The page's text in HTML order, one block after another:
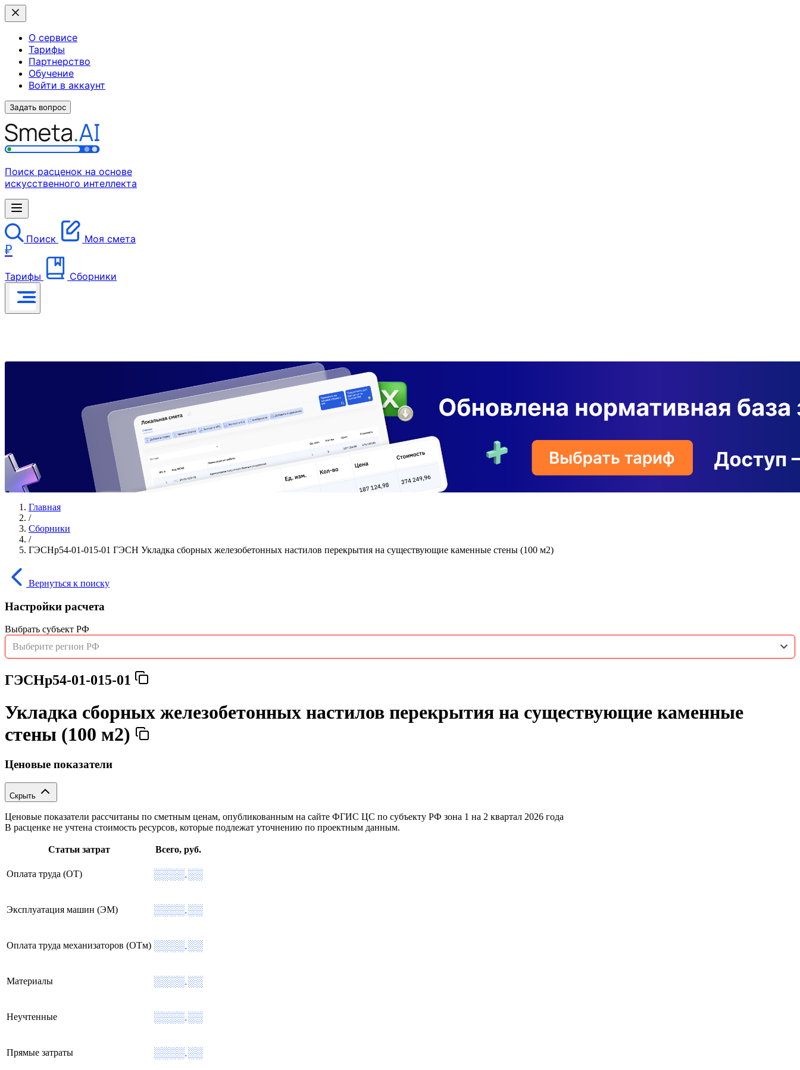
О сервисе
Тарифы
Партнерство
Обучение
Войти в аккаунт
Задать вопрос
Поиск расценок на основе
искусственного интеллекта
Поиск Моя смета
₽
Тарифы Сборники
Главная
/
Сборники
/
ГЭСНр54-01-015-01 ГЭСН Укладка сборных железобетонных настилов перекрытия на существующие каменные стены (100 м2)
Вернуться к поиску
Настройки расчета
Выбрать субъект РФ
Выберите регион РФ
ГЭСНр54-01-015-01
Укладка сборных железобетонных настилов перекрытия на существующие каменные
стены (100 м2)
Ценовые показатели
Скрыть
Ценовые показатели рассчитаны по сметным ценам, опубликованным на сайте ФГИС ЦС по субъекту РФ зона 1 на 2 квартал 2026 года
В расценке не учтена стоимость ресурсов, которые подлежат уточнению по проектным данным.
Статьи затрат Всего, руб.
Оплата труда (ОТ) ░░░░.░░
Эксплуатация машин (ЭМ) ░░░░.░░
Оплата труда механизаторов (ОТм) ░░░░.░░
Материалы ░░░░.░░
Неучтенные ░░░░.░░
Прямые затраты ░░░░.░░